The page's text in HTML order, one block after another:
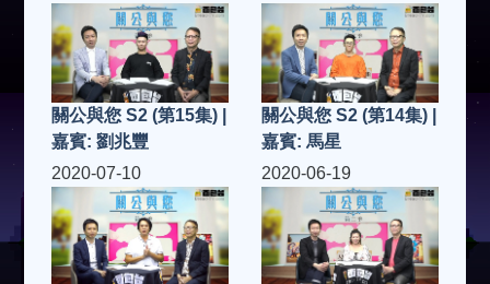
關公與您 S2 (第15集) |
嘉賓: 劉兆豐
關公與您 S2 (第14集) |
嘉賓: 馬星
2020-07-10
2020-06-19